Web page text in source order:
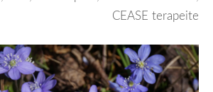
CEASE terapeite